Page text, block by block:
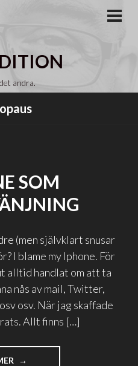
andra.
SOM
(men självklart snusar
I blame my Iphone. För
alltid handlat om att ta
nås av mail, Twitter,
osv. När jag skaffade
Allt finns […]
"IPHONE